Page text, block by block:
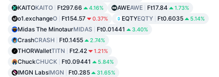
KAITOKAITO Ft297.66 4.16% AWEAWE Ft17.84 1.73%
o1.exchangeO Ft154.57 0.37% EQTYEQTY Ft0.6035 5.14%
Midas The MinotaurMIDAS Ft0.01441 3.40%
CrashCRASH Ft0.1455 2.74%
THORWalletTITN Ft2.42 1.21%
ChuckCHUCK Ft0.09441 5.84%
IMGN LabsIMGN Ft0.285 31.65%